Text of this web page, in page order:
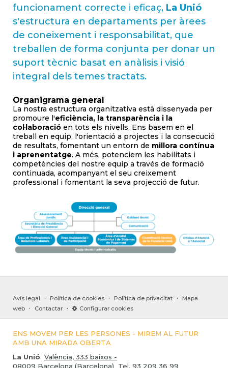
funcionament correcte i eficaç, La Unió
s'estructura en departaments per àrees
de coneixement i responsabilitat, que
treballen de forma conjunta per donar un
suport tècnic basat en anàlisis i visió
integral dels temes tractats.
Organigrama general
La nostra estructura organitzativa està dissenyada per
promoure l'eficiència, la transparència i la
col·laboració en tots els nivells. Ens basem en el
treball en equip, l'orientació a projectes i la consecució
de resultats, fomentant un entorn de millora contínua
i aprenentatge. A més, potenciem les habilitats i
competències del nostre equip a través de formació
continuada, acompanyant el seu creixement
professional i fomentant la seva projecció de futur.
Avís legal · Política de cookies · Política de privacitat ·
Mapa
web
· Contactar · Configurar cookies
ENS MOVEM PER LES PERSONES - MIREM AL FUTUR
AMB UNA MIRADA OBERTA
La Unió València, 333 baixos -
08009 Barcelona (Barcelona) Tel. 93 209 36 99